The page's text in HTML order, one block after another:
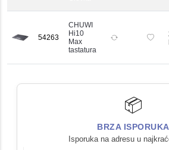
problem nedostatka portova,
povezivanje svih vaših
komplikacija.
54263
CHUWI
Hi10
Max
tastatura
📦
BRZA ISPORUKA
Isporuka na adresu u